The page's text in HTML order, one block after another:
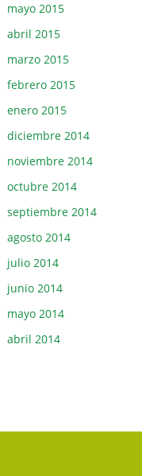
mayo 2015
abril 2015
marzo 2015
febrero 2015
enero 2015
diciembre 2014
noviembre 2014
octubre 2014
septiembre 2014
agosto 2014
julio 2014
junio 2014
mayo 2014
abril 2014